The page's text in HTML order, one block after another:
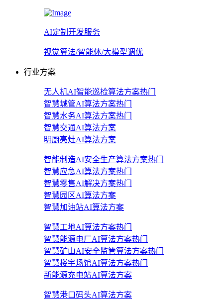
AI定制开发服务
视觉算法/智能体/大模型调优
行业方案
无人机AI智能巡检算法方案热门
智慧城管AI算法方案热门
智慧水务AI算法方案热门
智慧交通AI算法方案
明厨亮灶AI算法方案
智能制造AI安全生产算法方案热门
智慧应急AI算法方案热门
智慧零售AI解决方案热门
智慧园区AI算法方案
智慧加油站AI算法方案
智慧工地AI算法方案热门
智慧能源电厂AI算法方案热门
智慧矿山AI安全监管算法方案热门
智慧楼宇场馆AI算法方案热门
新能源充电站AI算法方案
智慧港口码头AI算法方案